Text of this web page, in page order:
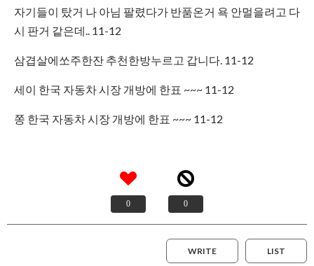
자기들이 탔거 나 아님 팔렸다가 반품온거 욕 안멀을려고 다
시 판거 같은데.. 11-12
삼겹살에쏘주한잔 추천한방누르고 갑니다. 11-12
세이 한국 자동차 시장 개방에 한표 ~~~ 11-12
쫑 한국 자동차 시장 개방에 한표 ~~~ 11-12
0 0
LIST
WRITE